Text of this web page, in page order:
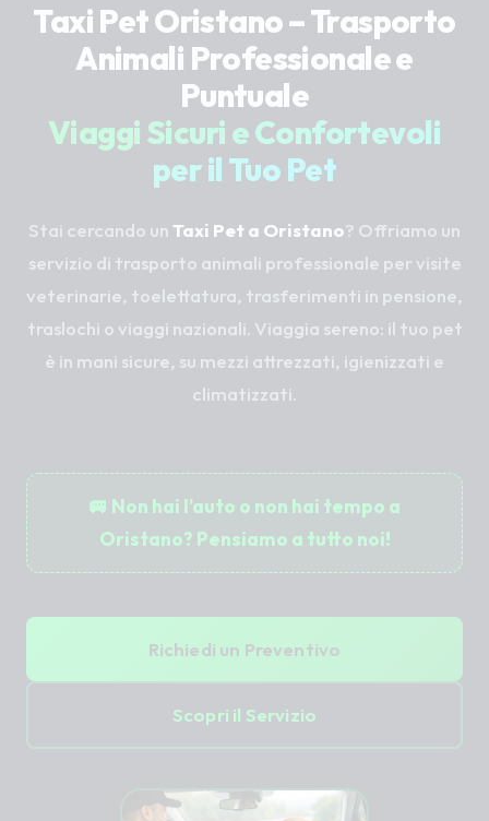
Taxi Pet Oristano – Trasporto
Animali Professionale e
Puntuale
Viaggi Sicuri e Confortevoli
per il Tuo Pet
Stai cercando unTaxi Pet a Oristano? Offriamo un
servizio di trasporto animali professionale per visite
veterinarie, toelettatura, trasferimenti in pensione,
traslochi o viaggi nazionali. Viaggia sereno: il tuo pet
è in mani sicure, su mezzi attrezzati, igienizzati e
climatizzati.
🚐 Non hai l'auto o non hai tempo a
Oristano? Pensiamo a tutto noi!
Richiedi un Preventivo
Scopri il Servizio